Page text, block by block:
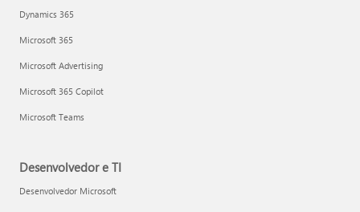
Dynamics 365
Microsoft 365
Microsoft Advertising
Microsoft 365 Copilot
Microsoft Teams
Desenvolvedor e TI
Desenvolvedor Microsoft